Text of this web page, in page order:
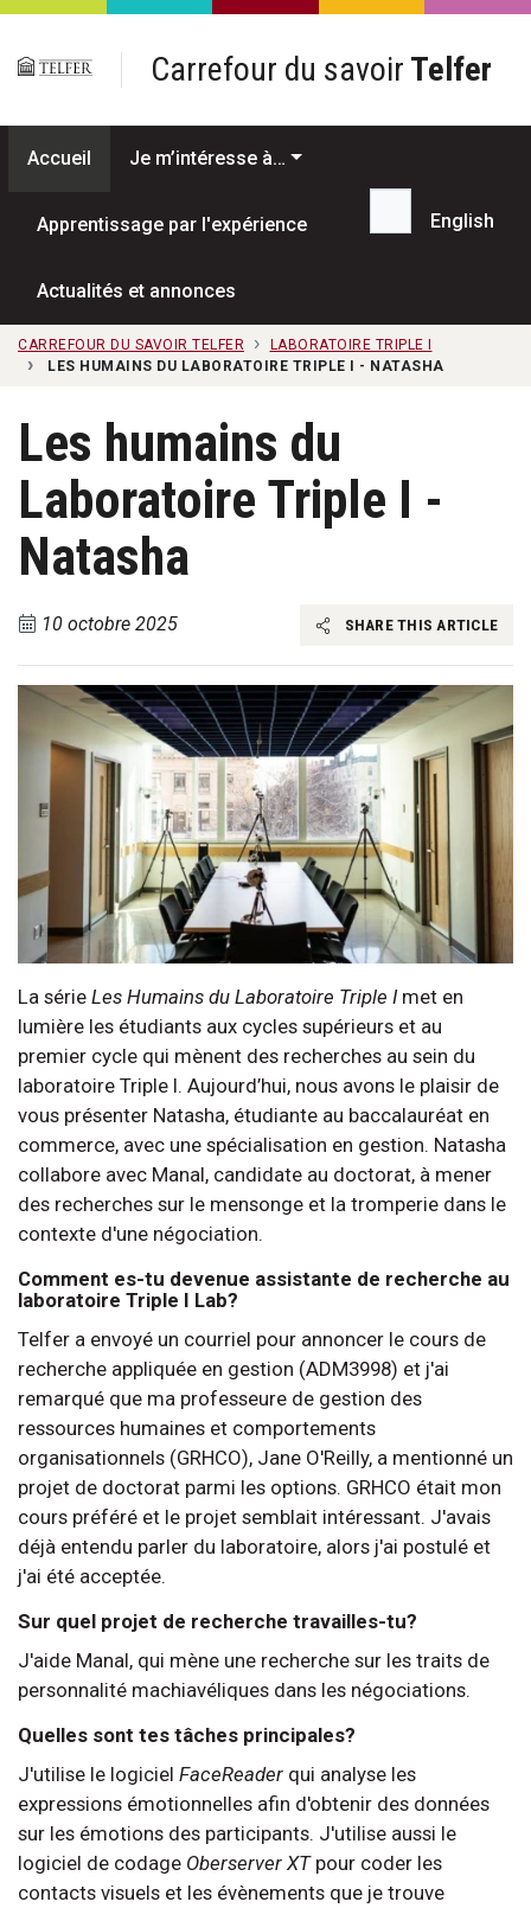
Passer au contenu principal
Carrefour du savoir Telfer
Accueil Je m’intéresse à…
Apprentissage par l'expérience
Actualités et annonces
Recherche...
English
CARREFOUR DU SAVOIR TELFER
LABORATOIRE TRIPLE I
LES HUMAINS DU LABORATOIRE TRIPLE I - NATASHA
Les humains du
Laboratoire Triple I -
Natasha
10 octobre 2025 SHARE THIS ARTICLE
La série Les Humains du Laboratoire Triple Imet en
lumière les étudiants aux cycles supérieurs et au
premier cycle qui mènent des recherches au sein du
laboratoire Triple I. Aujourd’hui, nous avons le plaisir de
vous présenter Natasha, étudiante au baccalauréat en
commerce, avec une spécialisation en gestion. Natasha
collabore avec Manal, candidate au doctorat, à mener
des recherches sur le mensonge et la tromperie dans le
contexte d'une négociation.
Comment es-tu devenue assistante de recherche au
laboratoire Triple I Lab?
Telfer a envoyé un courriel pour annoncer le cours de
recherche appliquée en gestion (ADM3998) et j'ai
remarqué que ma professeure de gestion des
ressources humaines et comportements
organisationnels (GRHCO), Jane O'Reilly, a mentionné un
projet de doctorat parmi les options. GRHCO était mon
cours préféré et le projet semblait intéressant. J'avais
déjà entendu parler du laboratoire, alors j'ai postulé et
j'ai été acceptée.
Sur quel projet de recherche travailles-tu?
J'aide Manal, qui mène une recherche sur les traits de
personnalité machiavéliques dans les négociations.
Quelles sont tes tâches principales?
J'utilise le logiciel FaceReader qui analyse les
expressions émotionnelles afin d'obtenir des données
sur les émotions des participants. J'utilise aussi le
logiciel de codage Oberserver XTpour coder les
contacts visuels et les évènements que je trouve